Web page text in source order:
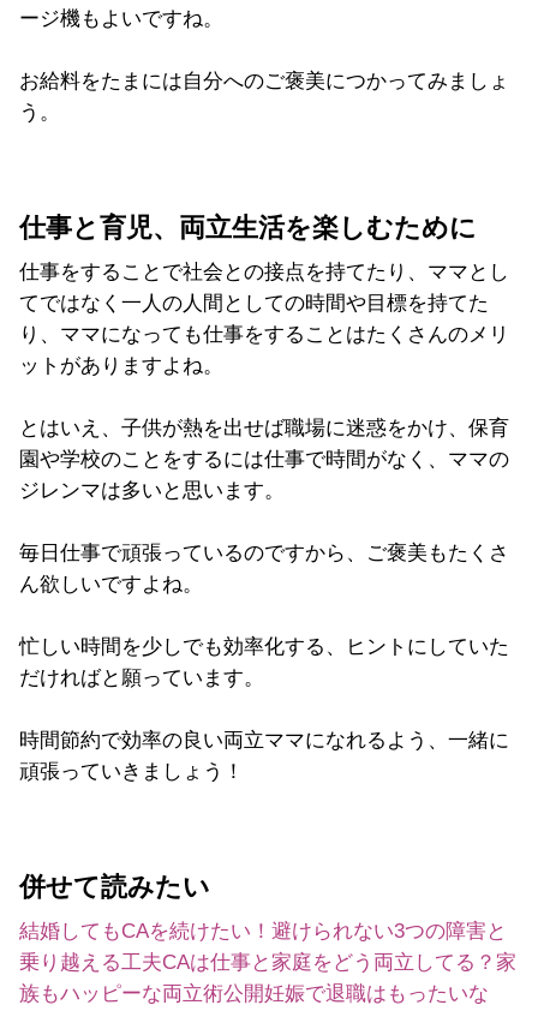
ージ機もよいですね。
お給料をたまには自分へのご褒美につかってみましょ
う。
仕事と育児、両立生活を楽しむために
仕事をすることで社会との接点を持てたり、ママとし
てではなく一人の人間としての時間や目標を持てた
り、ママになっても仕事をすることはたくさんのメリ
ットがありますよね。
とはいえ、子供が熱を出せば職場に迷惑をかけ、保育
園や学校のことをするには仕事で時間がなく、ママの
ジレンマは多いと思います。
毎日仕事で頑張っているのですから、ご褒美もたくさ
ん欲しいですよね。
忙しい時間を少しでも効率化する、ヒントにしていた
だければと願っています。
時間節約で効率の良い両立ママになれるよう、一緒に
頑張っていきましょう！
併せて読みたい
結婚してもCAを続けたい！避けられない3つの障害と
乗り越える工夫CAは仕事と家庭をどう両立してる？家
族もハッピーな両立術公開妊娠で退職はもったいな